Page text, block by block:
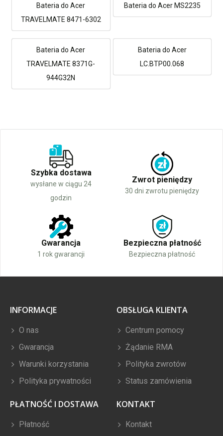
Bateria do Acer
TRAVELMATE 8471-6302
Bateria do Acer MS2235
Bateria do Acer
TRAVELMATE 8371G-
944G32N
Bateria do Acer
LC.BTP00.068
Szybka dostawa
wysłane w ciągu 24
godzin
Zwrot pieniędzy
30 dni zwrotu pieniędzy
Gwarancja
1 rok gwarancji
Bezpieczna płatność
Bezpieczna płatność
INFORMACJE
O nas
Gwarancja
Warunki korzystania
Polityka prywatności
OBSŁUGA KLIENTA
Centrum pomocy
Żądanie RMA
Polityka zwrotów
Status zamówienia
PŁATNOŚĆ I DOSTAWA
Płatność
KONTAKT
Kontakt